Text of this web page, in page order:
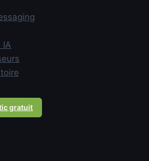
IA
gratuit
le messaging de la
seed ne survit-il pas à
A ?
ce qu'un messaging
le sales enablement